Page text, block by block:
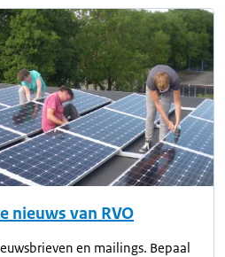
nieuws van RVO
en mailings. Bepaal